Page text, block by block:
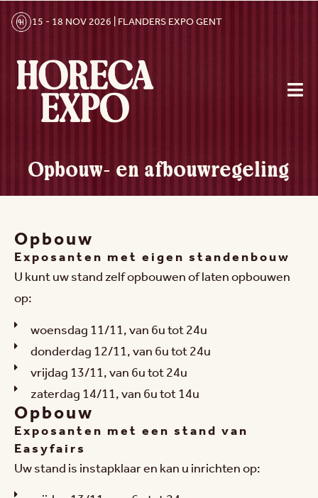
15 - 18 NOV 2026 | FLANDERS EXPO GENT
Opbouw- en afbouwregeling
Opbouw
Exposanten met eigen standenbouw
U kunt uw stand zelf opbouwen of laten opbouwen
op:
woensdag 11/11, van 6u tot 24u
donderdag 12/11, van 6u tot 24u
vrijdag 13/11, van 6u tot 24u
zaterdag 14/11, van 6u tot 14u
Opbouw
Exposanten met een stand van
Easyfairs
Uw stand is instapklaar en kan u inrichten op: